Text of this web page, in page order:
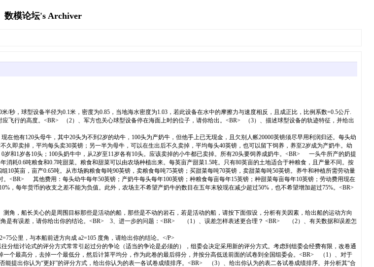
数模论坛's Archiver
，球型设备半径为0.1米，密度为0.85，当地海水密度为1.03，若此设备在水中的摩擦力与速度相反，且成正比，比例系数=0.5公斤.
飞行的高度。<BR> （2）、军方也关心球型设备停在海面上时的位子，请你给出。<BR> （3）、描述球型设备的轨迹特征，并给出
他有120头母牛，其中20头为不到2岁的幼牛，100头为产奶牛，但他手上已无现金，且欠别人帐20000英镑须尽早用利润归还。每头幼
即卖掉，平均每头卖30英镑；另一半为母牛，可以在生出后不久卖掉，平均每头40英镑，也可以留下饲养，养至2岁成为产奶牛。幼
和1岁各10头；100头奶牛中，从2岁至11岁各有10头。应该卖掉的小牛都已卖掉。所有20头要饲养成奶牛。<BR> 一头牛所产的奶提
耗0.6吨粮食和0.7吨甜菜。粮食和甜菜可以由农场种植出来。每英亩产甜菜1.5吨。只有80英亩的土地适合于种粮食，且产量不同。按
10英亩，亩产0.65吨。从市场购粮食每吨90英镑，卖粮食每吨75英镑；买甜菜每吨70英镑，卖甜菜每吨50英镑。养牛和种植所需劳动量
<BR> 其他费用：每头幼牛每年50英镑；产奶牛每头每年100英镑；种粮食每亩每年15英镑；种甜菜每亩每年10英镑；劳动费用现在
每年货币的收支之差不能为负值。此外，农场主不希望产奶牛的数目在五年末较现在减少超过50%，也不希望增加超过75%。<BR>
，船长关心的是周围目标那些是活动的船，那些是不动的岩石，若是活动的船，请按下面假设，分析有关因素，给出船的运动方向
是有误差，请你给出你的结论。<BR> 3、进一步的问题：<BR> （1）、误差怎样表述更合理？ <BR> （2）、有关数据和误差怎
公里，与本船前进方向成 a2=105 度角，请给出你的结论。</P>
组讨论式的评分方式常常引起过分的争论（适当的争论是必须的），组委会决定采用新的评分方式。考虑到组委会经费有限，改卷通
个最高分，去掉一个最低分，然后计算平均分，作为此卷的最后得分，并按分高低送前面的试卷到全国组委会。<BR> （1）、对于
提出你认为“更好”的评分方式，给出你认为的表一各试卷成绩排序。<BR> （3）、给出你认为的表二各试卷成绩排序。并分析其“合